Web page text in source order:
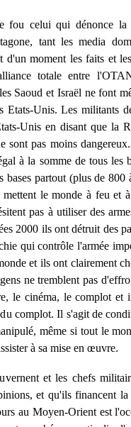
fou celui qui dénonce la
tant les media
d'un moment les faits et
totale entre
Saoud et Israël ne font
Etats-Unis. Les militants
Unis en disant que la
sont pas moins
à la somme de tous les
bases partout (plus de
le monde à feu et
pas à utiliser des
2000 ils ont détruit des
qui contrôle l'armée
et ils ont clairement
ne tremblent pas
cinéma, le complot et
complot. Il s'agit de
même si tout le
à sa mise en œuvre.
et les chefs
et qu'ils financent
au Moyen-Orient est